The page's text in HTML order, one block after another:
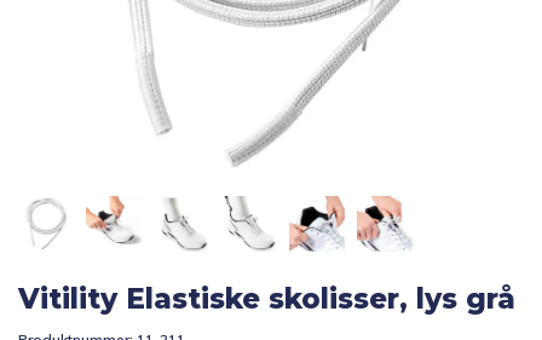
Gavetips
Vitility Elastiske skolisser, lys grå